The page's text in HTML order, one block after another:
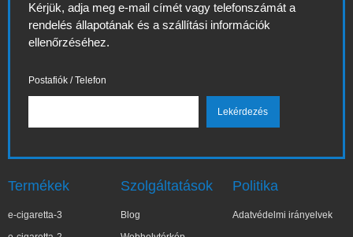
Kérjük, adja meg e-mail címét vagy telefonszámát a
rendelés állapotának és a szállítási információk
ellenőrzéséhez.
Postafiók / Telefon
Termékek
e-cigaretta-3
Szolgáltatások
Blog
Politika
Adatvédelmi irányelvek